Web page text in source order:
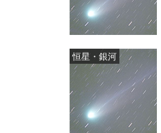
恒星・銀河